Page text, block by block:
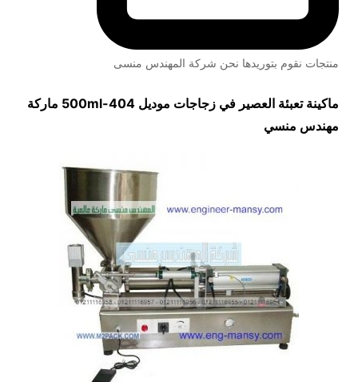
منتجات نقوم بتوريدها نحن شركة المهندس منسى
ماكينة تعبئة العصير في زجاجات موديل
ماركة
مهندس منسي